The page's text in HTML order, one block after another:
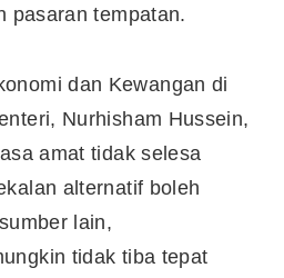
pasaran tempatan.
dan Kewangan di
Nurhisham Hussein,
amat tidak selesa
alternatif boleh
lain,
tidak tiba tepat